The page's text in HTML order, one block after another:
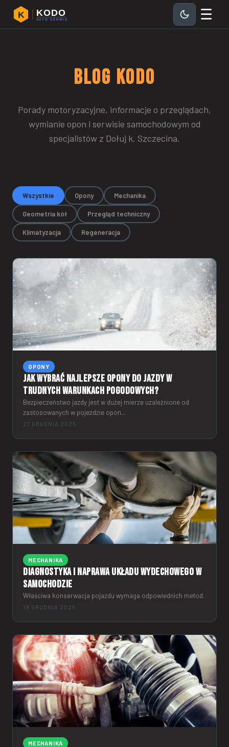
K KODO
AUTO SERWIS ☰
BLOG KODO
Porady motoryzacyjne, informacje o przeglądach,
wymianie opon i serwisie samochodowym od
specjalistów z Dołuj k. Szczecina.
Wszystkie Opony Mechanika
Geometria kół Przegląd techniczny
Klimatyzacja Regeneracja
OPONY
Jak wybrać najlepsze opony do jazdy w
trudnych warunkach pogodowych?
Bezpieczeństwo jazdy jest w dużej mierze uzależnione od
zastosowanych w pojeździe opon...
27 GRUDNIA 2025
MECHANIKA
Diagnostyka i naprawa układu wydechowego w
samochodzie
Właściwa konserwacja pojazdu wymaga odpowiednich metod.
19 GRUDNIA 2025
MECHANIKA